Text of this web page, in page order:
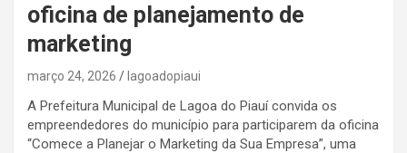
oficina de planejamento de
marketing
março 24, 2026 lagoadopiaui
A Prefeitura Municipal de Lagoa do Piauí convida os
empreendedores do município para participarem da oficina
“Comece a Planejar o Marketing da Sua Empresa”, uma